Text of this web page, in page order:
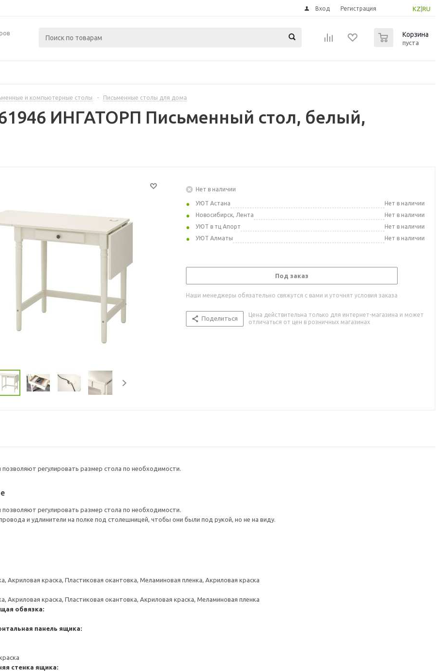
KZ RU
Вход Регистрация
Корзина
пуста
и компьютерные столы - Письменные столы для дома
ИНГАТОРП Письменный стол, белый,
Нет в наличии
УЮТ Астана
Нет в наличии
Новосибирск, Лента
Нет в наличии
УЮТ в тц Апорт
Нет в наличии
УЮТ Алматы
Нет в наличии
Под заказ
Наши менеджеры обязательно свяжутся с вами и уточнят условия заказа
Поделиться
Цена действительна только для интернет-магазина и может
отличаться от цен в розничных магазинах
регулировать размер стола по необходимости.
регулировать размер стола по необходимости.
и удлинители на полке под столешницей, чтобы они были под рукой, но не на виду.
Акриловая краска, Пластиковая окантовка, Меламиновая пленка, Акриловая краска
Акриловая краска, Пластиковая окантовка, Акриловая краска, Меламиновая пленка
обвязка:
панель ящика:
стенка ящика: